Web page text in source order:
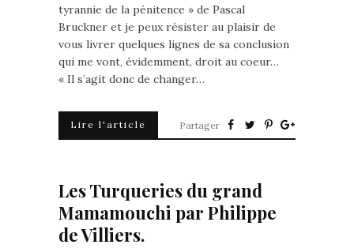
tyrannie de la pénitence » de Pascal
Bruckner et je peux résister au plaisir de
vous livrer quelques lignes de sa conclusion
qui me vont, évidemment, droit au coeur…
« Il s’agit donc de changer…
Lire l'article Partager
Les Turqueries du grand
Mamamouchi par Philippe
de Villiers.